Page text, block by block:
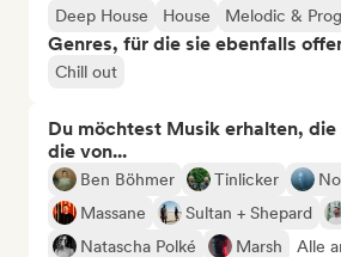
Deep House House Melodic &
Genres, für die sie ebenfalls
Chill out
Du möchtest Musik erhalten,
die von...
Ben Böhmer Tinlicker
Massane
Sultan + Shepard
Natascha Polké
Marsh Alle